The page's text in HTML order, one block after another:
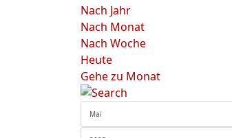
Nach Jahr
Nach Monat
Nach Woche
Heute
Gehe zu Monat